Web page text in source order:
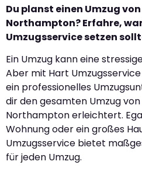
Du planst einen Umzug
Northampton? Erfahre,
Umzugsservice setzen
Ein Umzug kann eine
Aber mit Hart
ein professionelles
dir den gesamten Umzug
Northampton erleichtert.
Wohnung oder ein großes
Umzugsservice bietet
für jeden Umzug.